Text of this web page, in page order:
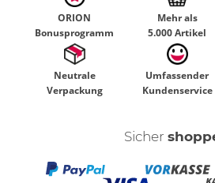
ORION
Bonusprogramm
Mehr als
5.000 Artikel
Neutrale
Verpackung
Umfassender
Kundenservice
Sicher